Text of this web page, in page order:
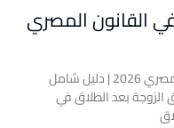
القانون المصري
حقوق الزوجة بعد الطلاق في القانون المصري 2026 | دليل شامل
الزوجة بعد الطلاق في